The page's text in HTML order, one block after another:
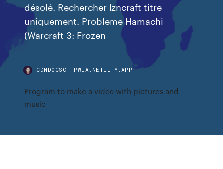
désolé. Rechercher lzncraft titre
uniquement. Probleme Hamachi
(Warcraft 3: Frozen
CDNDOCSCFFPWIA.NETLIFY.APP
Program to make a video with pictures and
music